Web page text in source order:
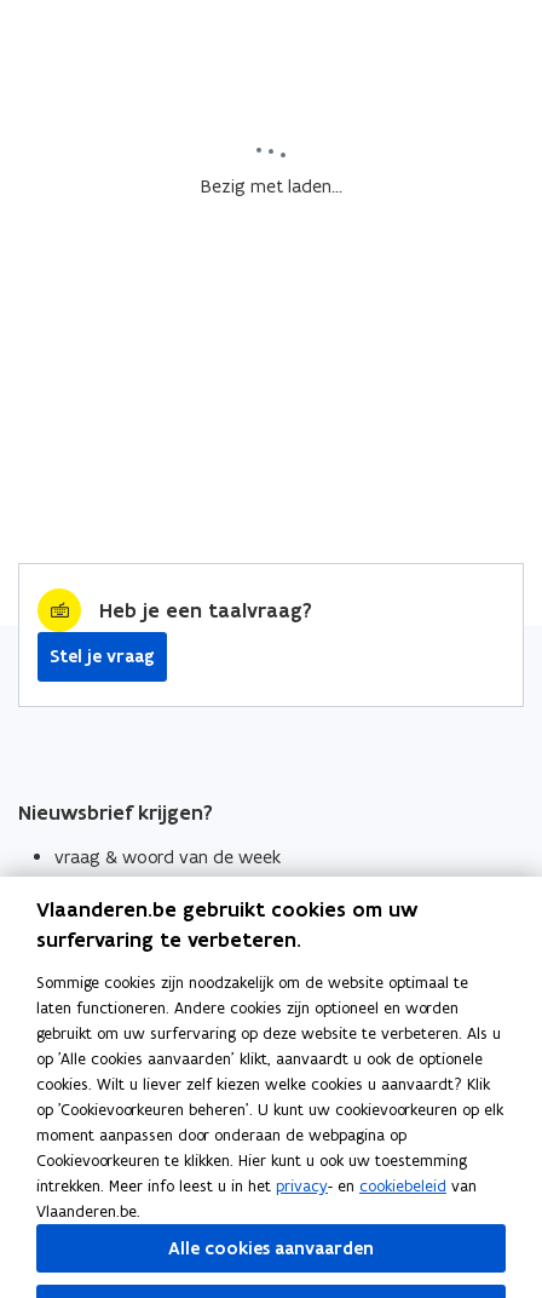
Bezig met laden...
Heb je een taalvraag?
Stel je vraag
Nieuwsbrief krijgen?
vraag & woord van de week
Schrijf je in
Thema's
Taaladviezen
Spellingregels
Tips voor duidelijke taal
Bekijk ook
Spellingtests
Boek- en webwijzer
Vlaanderen.be gebruikt cookies om uw
surfervaring te verbeteren.
Sommige cookies zijn noodzakelijk om de website optimaal te
laten functioneren. Andere cookies zijn optioneel en worden
gebruikt om uw surfervaring op deze website te verbeteren. Als u
op 'Alle cookies aanvaarden' klikt, aanvaardt u ook de optionele
cookies. Wilt u liever zelf kiezen welke cookies u aanvaardt? Klik
op 'Cookievoorkeuren beheren'. U kunt uw cookievoorkeuren op elk
moment aanpassen door onderaan de webpagina op
Cookievoorkeuren te klikken. Hier kunt u ook uw toestemming
intrekken. Meer info leest u in het privacy- en cookiebeleid van
Vlaanderen.be.
Alle cookies aanvaarden